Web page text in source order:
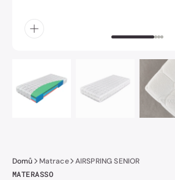
Domů Matrace
AIRSPRING SENIOR
MATERASSO